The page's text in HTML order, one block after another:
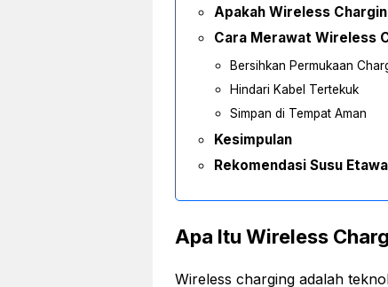
Apakah Wireless
Cara Merawat Wireless
Bersihkan Permukaan
Hindari Kabel Tertekuk
Simpan di Tempat Aman
Kesimpulan
Rekomendasi Susu
Apa Itu Wireless
Wireless charging adalah